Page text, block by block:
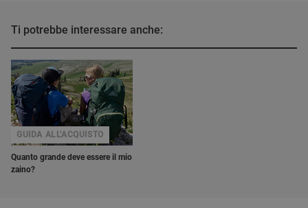
Ti potrebbe interessare anche:
Quanto grande deve essere il mio
zaino?
GUIDA ALL'ACQUISTO